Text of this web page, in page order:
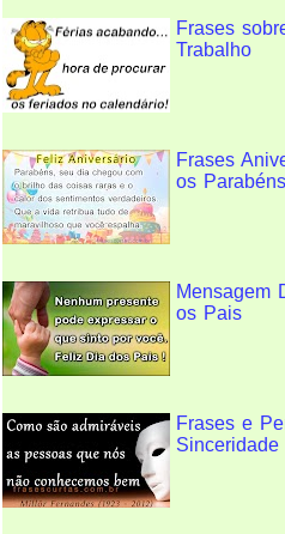
Frases
Trabalho
Frases
os Parabéns
Mensagem
os Pais
Frases e
Sinceridade